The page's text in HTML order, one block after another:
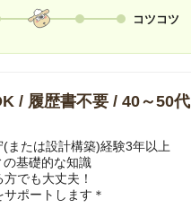
コツコツ
/ 履歴書不要 / 40～50代
または設計構築)経験3年以上
の基礎的な知識
でも大丈夫！
ポートします＊